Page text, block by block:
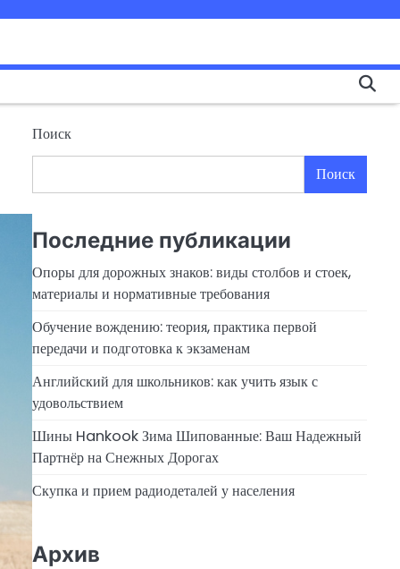
Поиск
Поиск
Последние публикации
Опоры для дорожных знаков: виды столбов и стоек,
материалы и нормативные требования
Обучение вождению: теория, практика первой
передачи и подготовка к экзаменам
Английский для школьников: как учить язык с
удовольствием
Шины Hankook Зима Шипованные: Ваш Надежный
Партнёр на Снежных Дорогах
Скупка и прием радиодеталей у населения
Архив